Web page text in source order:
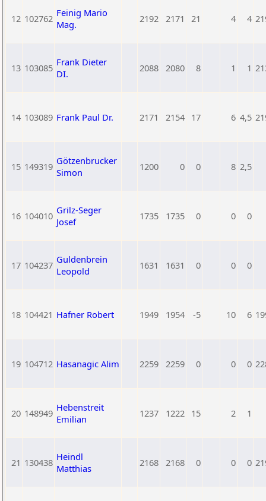
12 102762 Feinig Mario
Mag.
2192 2171 21 4 4
13 103085 Frank Dieter
DI.
2088 2080 8 1 1
14 103089 Frank Paul Dr. 2171 2154 17 6 4,5
15 149319 Götzenbrucker
Simon
1200 0 0 8 2,5
16 104010 Grilz-Seger
Josef
1735 1735 0 0 0
17 104237 Guldenbrein
Leopold
1631 1631 0 0 0
18 104421 Hafner Robert 1949 1954 -5 10 6
19 104712 Hasanagic Alim 2259 2259 0 0 0
20 148949 Hebenstreit
Emilian
1237 1222 15 2 1
21 130438 Heindl
Matthias
2168 2168 0 0 0